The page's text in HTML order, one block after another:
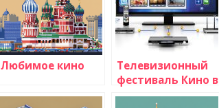
Любимое кино
Телевизионный
фестиваль Кино в
эфире